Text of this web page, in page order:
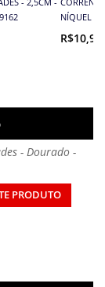
NÍQUEL -
R$10,93
- Dourado -
PRODUTO